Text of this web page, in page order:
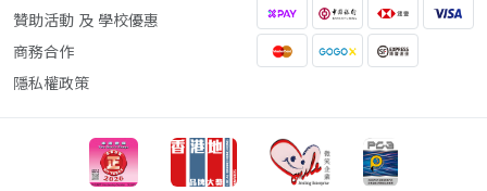
贊助活動 及 學校優惠
商務合作
隱私權政策